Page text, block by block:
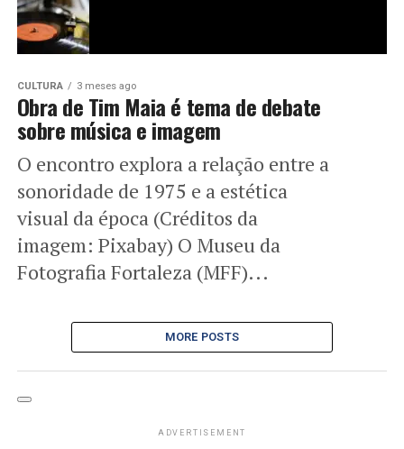
CULTURA 3 meses ago
Obra de Tim Maia é tema de debate
sobre música e imagem
O encontro explora a relação entre a
sonoridade de 1975 e a estética
visual da época (Créditos da
imagem: Pixabay) O Museu da
Fotografia Fortaleza (MFF)...
MORE POSTS
ADVERTISEMENT